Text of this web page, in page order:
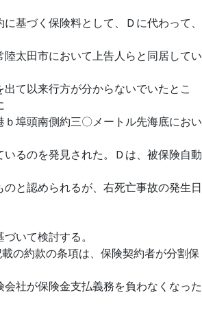
基づく保険料として、Ｄに代わって、
太田市において上告人らと同居してい
て以来行方が分からないでいたとこ
ｂ埠頭南側約三〇メートル先海底におい
るのを発見された。Ｄは、被保険自動
と認められるが、右死亡事故の発生日
いて検討する。
約款の条項は、保険契約者が分割保
社が保険金支払義務を負わなくなった